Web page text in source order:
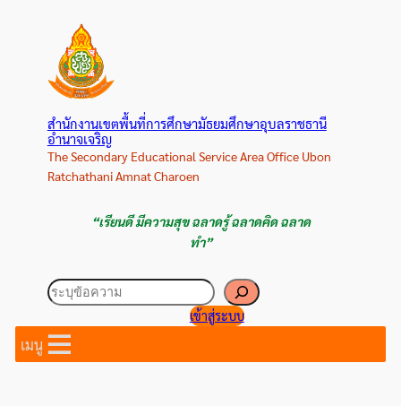
สำนักงานเขตพื้นที่การศึกษามัธยมศึกษาอุบลราชธานี
อำนาจเจริญ
The Secondary Educational Service Area Office Ubon
Ratchathani Amnat Charoen
“เรียนดี มีความสุข ฉลาดรู้ ฉลาดคิด ฉลาด
ทำ”
ค้นหา
เข้าสู่ระบบ
เมนู